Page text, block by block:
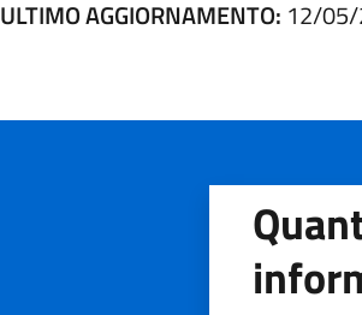
ULTIMO AGGIORNAMENTO: 12/